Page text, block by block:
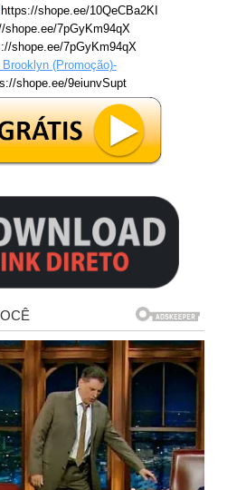
https://shope.ee/10QeCBa2KI
shope.ee/7pGyKm94qX
shope.ee/7pGyKm94qX
(Promoção)-
shope.ee/9eiunvSupt